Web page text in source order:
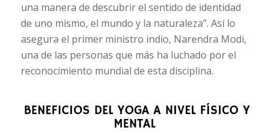
una manera de descubrir el sentido de identidad
de uno mismo, el mundo y la naturaleza”. Así lo
asegura el primer ministro indio, Narendra Modi,
una de las personas que más ha luchado por el
reconocimiento mundial de esta disciplina.
BENEFICIOS DEL YOGA A NIVEL FÍSICO Y
MENTAL